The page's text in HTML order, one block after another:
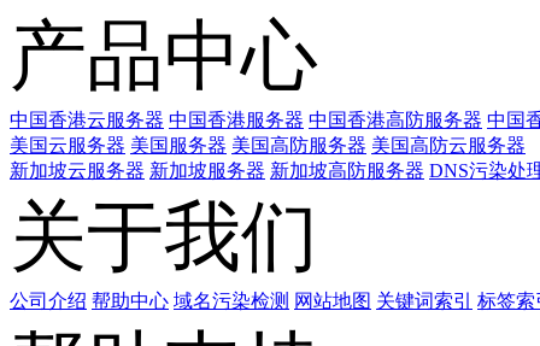
产品中心
中国香港云服务器 中国香港服务器 中国香港高防服务器 中国
美国云服务器 美国服务器 美国高防服务器 美国高防云服务器
新加坡云服务器 新加坡服务器 新加坡高防服务器 DNS污染处
关于我们
公司介绍 帮助中心 域名污染检测 网站地图 关键词索引 标签索